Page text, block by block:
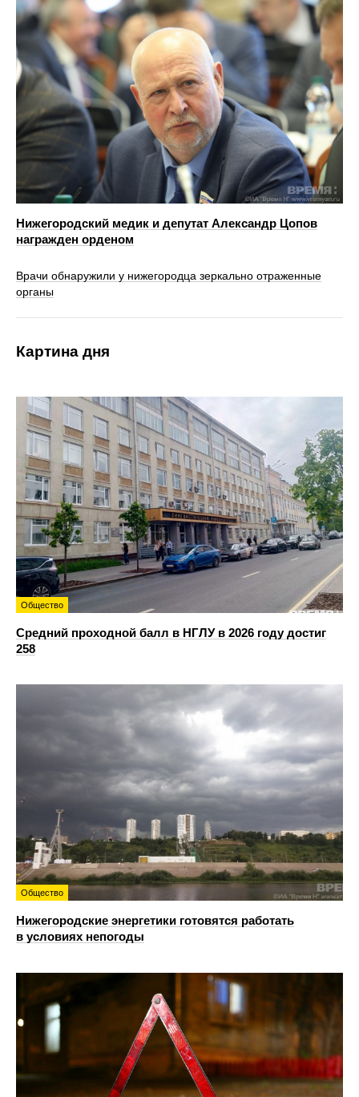
Нижегородский медик и депутат Александр Цопов
награжден орденом
Врачи обнаружили у нижегородца зеркально отраженные
органы
Картина дня
Общество
Средний проходной балл в НГЛУ в 2026 году достиг
258
Общество
Нижегородские энергетики готовятся работать
в условиях непогоды